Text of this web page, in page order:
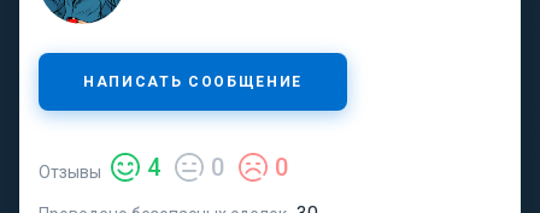
НАПИСАТЬ СООБЩЕНИЕ
Отзывы 4 0 0